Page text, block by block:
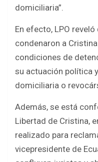
domiciliaria”.
En efecto, LPO
condenaron a
condiciones de
su actuación política
domiciliaria o
Además, se está
Libertad de Cristina,
realizado para
vicepresidente de